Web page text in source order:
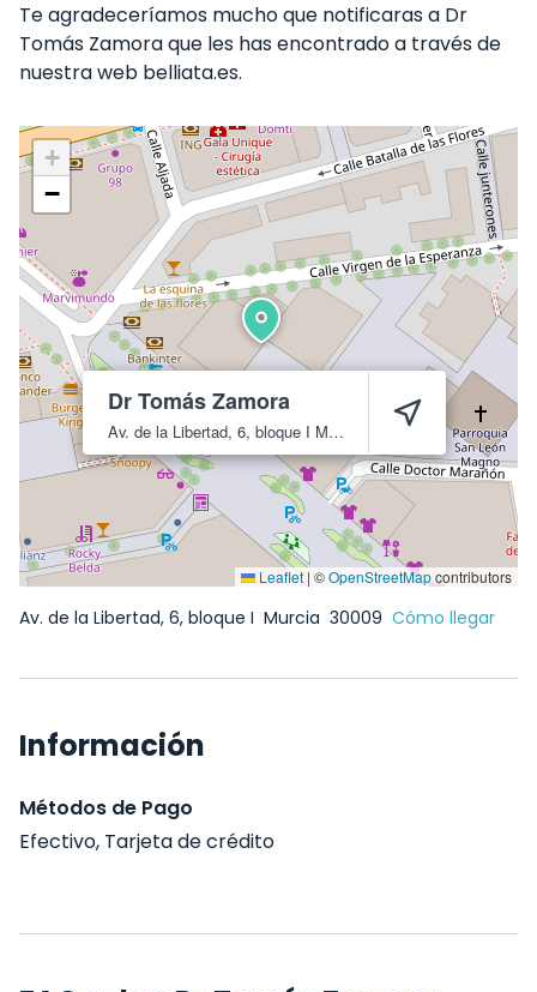
Te agradeceríamos mucho que notificaras a Dr
Tomás Zamora que les has encontrado a través de
nuestra web belliata.es.
Dr Tomás Zamora
Av. de la Libertad, 6, bloque I Murcia 30009
+
−
Leaflet | ©OpenStreetMapcontributors
Av. de la Libertad, 6, bloque I Murcia 30009 Cómo llegar
Información
Métodos de Pago
Efectivo, Tarjeta de crédito